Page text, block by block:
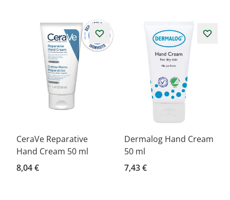
CeraVe Reparative
Hand Cream 50 ml
8,04 €
Dermalog Hand Cream
50 ml
7,43 €